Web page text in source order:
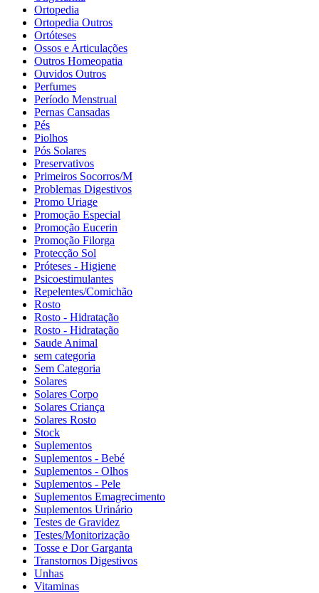
Ortopedia
Ortopedia Outros
Ortóteses
Ossos e Articulações
Outros Homeopatia
Ouvidos Outros
Perfumes
Período Menstrual
Pernas Cansadas
Pés
Piolhos
Pós Solares
Preservativos
Primeiros Socorros/M
Problemas Digestivos
Promo Uriage
Promoção Especial
Promoção Eucerin
Promoção Filorga
Protecção Sol
Próteses - Higiene
Psicoestimulantes
Repelentes/Comichão
Rosto
Rosto - Hidratação
Rosto - Hidratação
Saude Animal
sem categoria
Sem Categoria
Solares
Solares Corpo
Solares Criança
Solares Rosto
Stock
Suplementos
Suplementos - Bebé
Suplementos - Olhos
Suplementos - Pele
Suplementos Emagrecimento
Suplementos Urinário
Testes de Gravidez
Testes/Monitorização
Tosse e Dor Garganta
Transtornos Digestivos
Unhas
Vitaminas